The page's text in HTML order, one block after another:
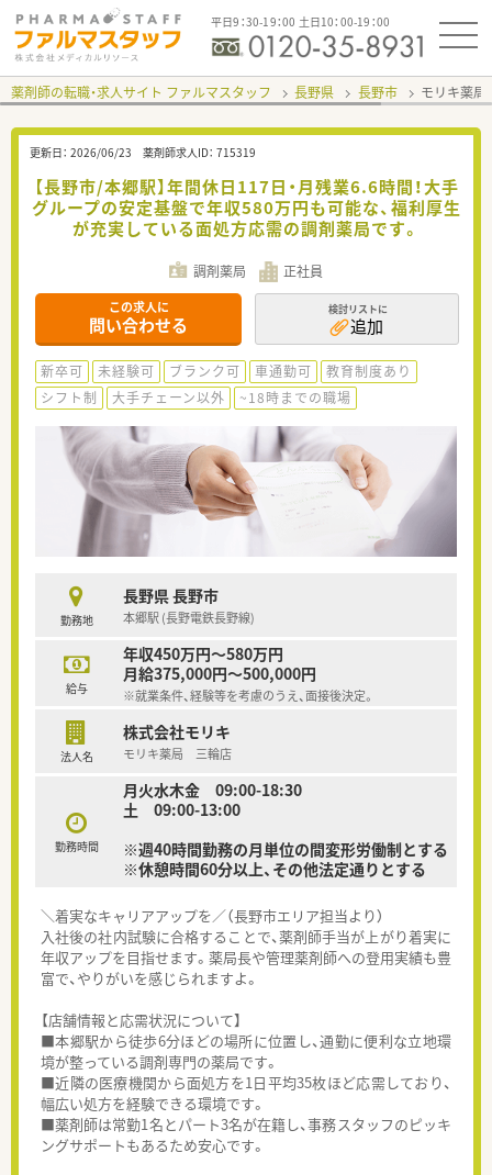
平日9：30-19：00 土日10：00-19：00
薬剤師の転職・求人サイト ファルマスタッフ 長野県 長野市 モリキ薬
更新日： 2026/06/23 薬剤師求人ID： 715319
【長野市/本郷駅】年間休日117日・月残業6.6時間！大手
グループの安定基盤で年収580万円も可能な、福利厚生
が充実している面処方応需の調剤薬局です。
調剤薬局 正社員
この求人に
問い合わせる
検討リストに
追加
新卒可 未経験可 ブランク可 車通勤可
教育制度あり
シフト制
大手チェーン以外 ~18時までの職場
勤務地
長野県 長野市
本郷駅 (長野電鉄長野線)
給与
年収450万円～580万円
月給375,000円～500,000円
※就業条件、経験等を考慮のうえ、面接後決定。
法人名
株式会社モリキ
モリキ薬局 三輪店
勤務時間
月火水木金 09:00-18:30
土 09:00-13:00
※週40時間勤務の月単位の間変形労働制とする
※休憩時間60分以上、その他法定通りとする
＼着実なキャリアアップを／（長野市エリア担当より）
入社後の社内試験に合格することで、薬剤師手当が上がり着実に
年収アップを目指せます。薬局長や管理薬剤師への登用実績も豊
富で、やりがいを感じられますよ。
【店舗情報と応需状況について】
■本郷駅から徒歩6分ほどの場所に位置し、通勤に便利な立地環
境が整っている調剤専門の薬局です。
■近隣の医療機関から面処方を1日平均35枚ほど応需しており、
幅広い処方を経験できる環境です。
■薬剤師は常勤1名とパート3名が在籍し、事務スタッフのピッキ
ングサポートもあるため安心です。